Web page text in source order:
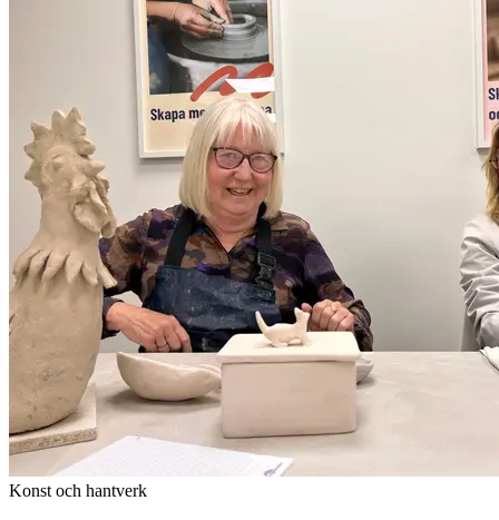
Konst och hantverk